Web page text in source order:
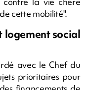
cette mobilité".
logement social
avec le Chef du
prioritaires pour